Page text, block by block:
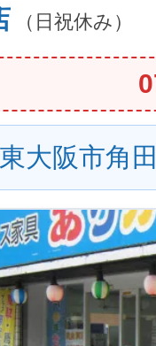
（日祝休み）
大阪市角